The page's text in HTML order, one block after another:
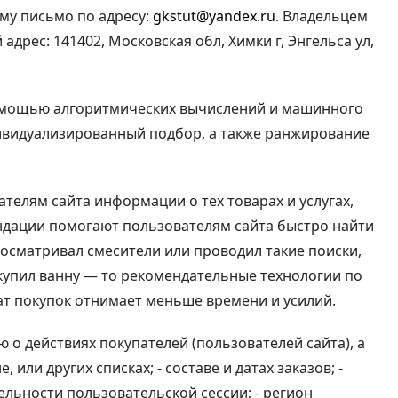
письмо по адресу: gkstut@yandex.ru. Владельцем
141402, Московская обл, Химки г, Энгельса ул,
алгоритмических вычислений и машинного
подбор, а также ранжирование
сайта информации о тех товарах и услугах,
помогают пользователям сайта быстро найти
смесители или проводил такие поиски,
ванну — то рекомендательные технологии по
покупок отнимает меньше времени и усилий.
покупателей (пользователей сайта), а
других списках; - составе и датах заказов; -
пользовательской сессии; - регион